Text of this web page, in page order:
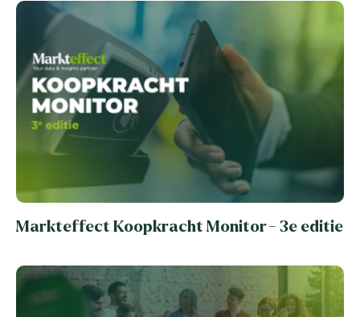
Markteffect Koopkracht Monitor - 3e editie